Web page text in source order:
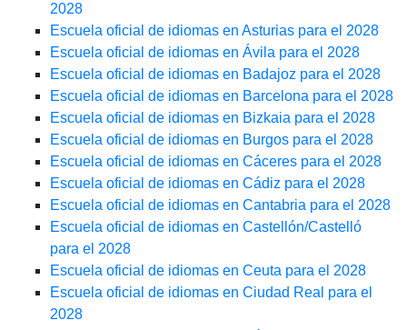
2028
Escuela oficial de idiomas en Asturias para el 2028
Escuela oficial de idiomas en Ávila para el 2028
Escuela oficial de idiomas en Badajoz para el 2028
Escuela oficial de idiomas en Barcelona para el 2028
Escuela oficial de idiomas en Bizkaia para el 2028
Escuela oficial de idiomas en Burgos para el 2028
Escuela oficial de idiomas en Cáceres para el 2028
Escuela oficial de idiomas en Cádiz para el 2028
Escuela oficial de idiomas en Cantabria para el 2028
Escuela oficial de idiomas en Castellón/Castelló
para el 2028
Escuela oficial de idiomas en Ceuta para el 2028
Escuela oficial de idiomas en Ciudad Real para el
2028